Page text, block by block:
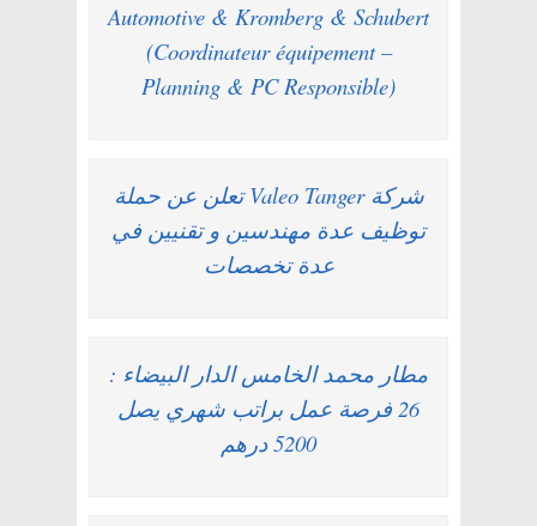
Automotive & Kromberg & Schubert
(Coordinateur équipement –
Planning & PC Responsible)
شركة Valeo Tanger تعلن عن حملة
توظيف عدة مهندسين و تقنيين في
عدة تخصصات
مطار محمد الخامس الدار البيضاء :
26 فرصة عمل براتب شهري يصل
5200 درهم